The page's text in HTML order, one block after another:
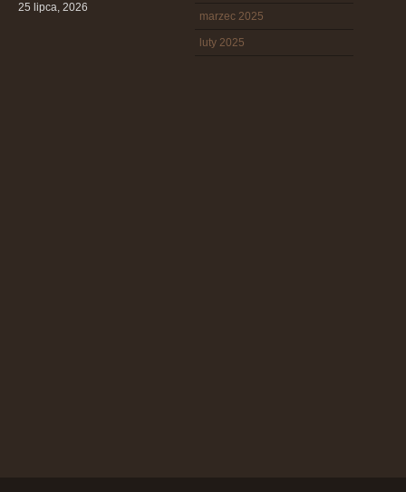
25 lipca, 2026
marzec 2025
luty 2025